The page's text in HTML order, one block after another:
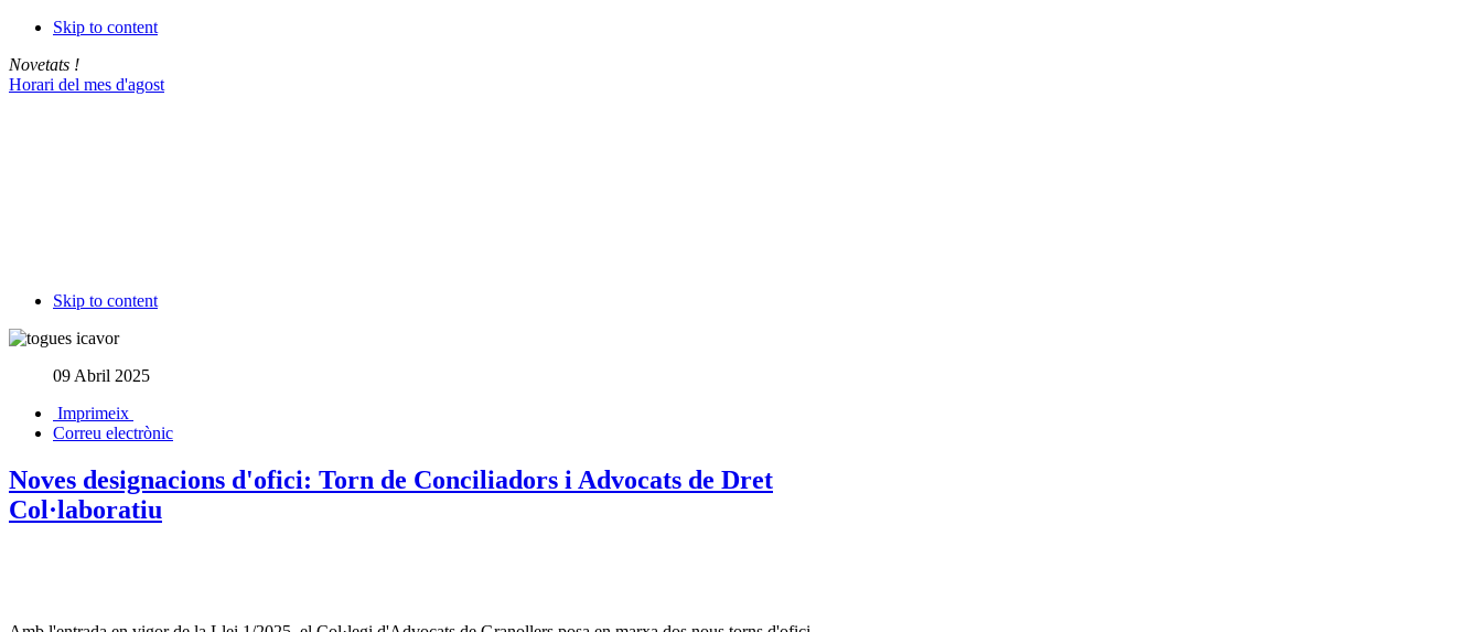
Skip to content
Novetats !
Horari del mes d'agost
Skip to content
09 Abril 2025
Imprimeix
Correu electrònic
Noves designacions d'ofici: Torn de Conciliadors i Advocats de Dret
Col·laboratiu